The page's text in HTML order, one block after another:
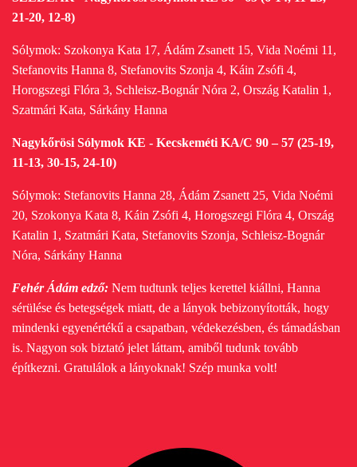
21-20, 12-8)
Sólymok: Szokonya Kata 17, Ádám Zsanett 15, Vida Noémi 11,
Stefanovits Hanna 8, Stefanovits Szonja 4, Káin Zsófi 4,
Horogszegi Flóra 3, Schleisz-Bognár Nóra 2, Ország Katalin 1,
Szatmári Kata, Sárkány Hanna
Nagykőrösi Sólymok KE - Kecskeméti KA/C 90 – 57 (25-19,
11-13, 30-15, 24-10)
Sólymok: Stefanovits Hanna 28, Ádám Zsanett 25, Vida Noémi
20, Szokonya Kata 8, Káin Zsófi 4, Horogszegi Flóra 4, Ország
Katalin 1, Szatmári Kata, Stefanovits Szonja, Schleisz-Bognár
Nóra, Sárkány Hanna
Fehér Ádám edző: Nem tudtunk teljes kerettel kiállni, Hanna
sérülése és betegségek miatt, de a lányok bebizonyították, hogy
mindenki egyenértékű a csapatban, védekezésben, és támadásban
is. Nagyon sok biztató jelet láttam, amiből tudunk tovább
építkezni. Gratulálok a lányoknak! Szép munka volt!